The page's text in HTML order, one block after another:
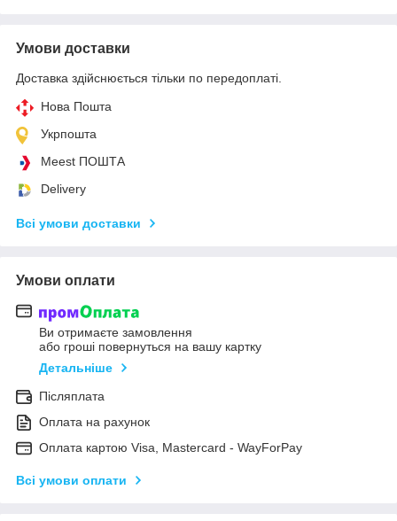
Умови доставки
Доставка здійснюється тільки по передоплаті.
Нова Пошта
Укрпошта
Meest ПОШТА
Delivery
Всі умови доставки
Умови оплати
Ви отримаєте замовлення
або гроші повернуться на вашу картку
Детальніше
Післяплата
Оплата на рахунок
Оплата картою Visa, Mastercard - WayForPay
Всі умови оплати